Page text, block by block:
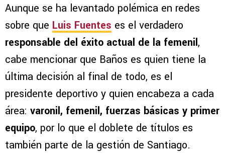
Aunque se ha levantado polémica en redes
sobre que Luis Fuentes es el verdadero
responsable del éxito actual de la femenil,
cabe mencionar que Baños es quien tiene la
última decisión al final de todo, es el
presidente deportivo y quien encabeza a cada
área: varonil, femenil, fuerzas básicas y primer
equipo, por lo que el doblete de títulos es
también parte de la gestión de Santiago.